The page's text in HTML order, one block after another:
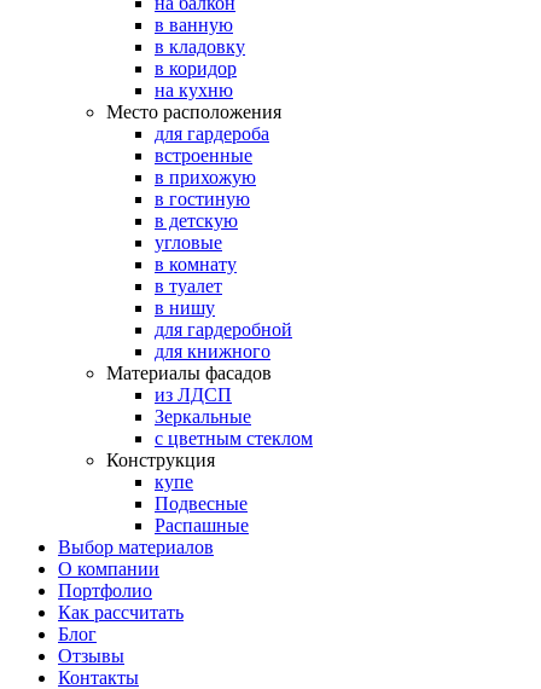
в ванную
в кладовку
в коридор
на кухню
Место расположения
для гардероба
встроенные
в прихожую
в гостиную
в детскую
угловые
в комнату
в туалет
в нишу
для гардеробной
для книжного
Материалы фасадов
из ЛДСП
Зеркальные
с цветным стеклом
Конструкция
купе
Подвесные
Распашные
Выбор материалов
О компании
Портфолио
Как рассчитать
Блог
Отзывы
Контакты